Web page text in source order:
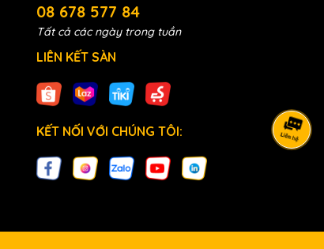
08 678 577 84
Tất cả các ngày trong tuần
LIÊN KẾT SÀN
KẾT NỐI VỚI CHÚNG TÔI: